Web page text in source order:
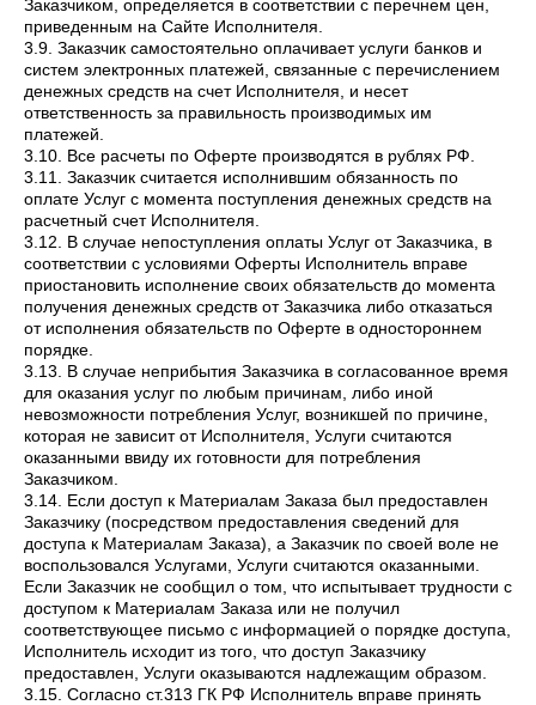
Заказчиком, определяется в соответствии с перечнем цен,
приведенным на Сайте Исполнителя.
3.9. Заказчик самостоятельно оплачивает услуги банков и
систем электронных платежей, связанные с перечислением
денежных средств на счет Исполнителя, и несет
ответственность за правильность производимых им
платежей.
3.10. Все расчеты по Оферте производятся в рублях РФ.
3.11. Заказчик считается исполнившим обязанность по
оплате Услуг с момента поступления денежных средств на
расчетный счет Исполнителя.
3.12. В случае непоступления оплаты Услуг от Заказчика, в
соответствии с условиями Оферты Исполнитель вправе
приостановить исполнение своих обязательств до момента
получения денежных средств от Заказчика либо отказаться
от исполнения обязательств по Оферте в одностороннем
порядке.
3.13. В случае неприбытия Заказчика в согласованное время
для оказания услуг по любым причинам, либо иной
невозможности потребления Услуг, возникшей по причине,
которая не зависит от Исполнителя, Услуги считаются
оказанными ввиду их готовности для потребления
Заказчиком.
3.14. Если доступ к Материалам Заказа был предоставлен
Заказчику (посредством предоставления сведений для
доступа к Материалам Заказа), а Заказчик по своей воле не
воспользовался Услугами, Услуги считаются оказанными.
Если Заказчик не сообщил о том, что испытывает трудности с
доступом к Материалам Заказа или не получил
соответствующее письмо с информацией о порядке доступа,
Исполнитель исходит из того, что доступ Заказчику
предоставлен, Услуги оказываются надлежащим образом.
3.15. Согласно ст.313 ГК РФ Исполнитель вправе принять